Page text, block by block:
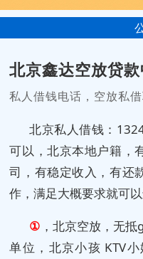
北京鑫达空放贷
私人借钱电话，空放私
北京私人借钱：
可以，北京本地户籍，
司，有稳定收入，有还
作，满足大概要求就可
① ，北京空放，无
单位，北京小孩 KTV